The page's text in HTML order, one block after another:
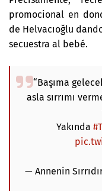
promocional en
de Helvacıoğlu
secuestra al bebé.
“Başıma
asla sırrımı
Yakında
— Annenin